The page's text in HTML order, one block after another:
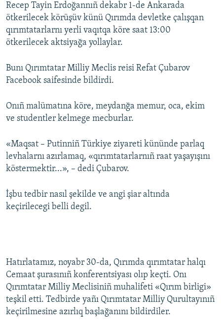
BLOGLAR
FİKİR
Українською
QOŞULIÑIZ!
RFE/RS bütün saytları
Recep Tayin Erdoğannıñ dekabr 1-de Ankarada
ötkerilecek körüşüv künü Qırımda devletke çalışqan
qırımtatarlarnı yerli vaqıtqa köre saat 13:00
ötkerilecek aktsiyağa yollaylar.
Bunı Qırımtatar Milliy Meclis reisi Refat Çubarov
Facebook saifesinde bildirdi.
Onıñ malümatına köre, meydanğa memur, oca, ekim
ve studentler kelmege mecburlar.
«Maqsat – Putinniñ Türkiye ziyareti kününde parlaq
levhalarnı azırlamaq, «qırımtatarlarnıñ raat yaşayışını
köstermektir...», – dedi Çubarov.
İşbu tedbir nasıl şekilde ve angi şiar altında
keçirilecegi belli degil.
Hatırlatamız, noyabr 30-da, Qırımda qırımtatar halqı
Cemaat şurasınıñ konferentsiyası olıp keçti. Onı
Qırımtatar Milliy Meclisiniñ muhalifeti «Qırım birligi»
teşkil etti. Tedbirde yañı Qırımtatar Milliy Qurultayınıñ
keçirilmesine azırlıq başlağanını bildirdiler.